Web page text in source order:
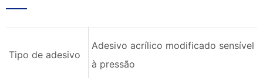
Tipo de adesivo
Adesivo acrílico modificado sensível
à pressão